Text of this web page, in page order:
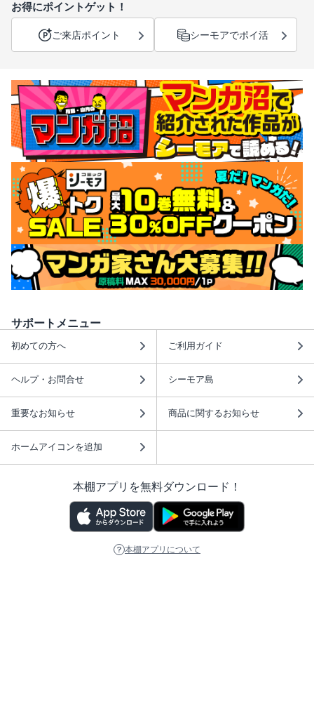
お得にポイントゲット！
ご来店ポイント シーモアでポイ活
サポートメニュー
初めての方へ ご利用ガイド
ヘルプ・お問合せ シーモア島
重要なお知らせ 商品に関するお知らせ
ホームアイコンを追加
本棚アプリを無料ダウンロード！
本棚アプリについて